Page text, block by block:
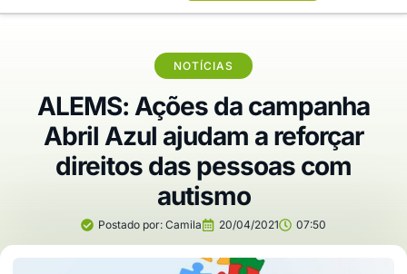
NOTÍCIAS
ALEMS: Ações da campanha
Abril Azul ajudam a reforçar
direitos das pessoas com
autismo
Postado por: Camila 20/04/2021 07:50